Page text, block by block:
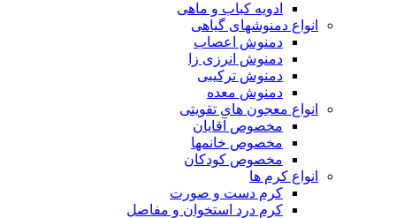
ادویه کباب و ماهی
انواع دمنوشهای گیاهی
دمنوش اعصاب
دمنوش انرزی زا
دمنوش ترکیبی
دمنوش معده
انواع معجون های تقویتی
مخصوص آقایان
مخصوص خانمها
مخصوص کودکان
انواع کرم ها
کرم دست و صورت
کرم درد استخوان و مفاصل